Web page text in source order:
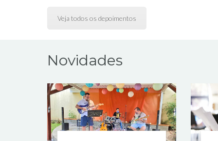
Veja todos os depoimentos
Novidades